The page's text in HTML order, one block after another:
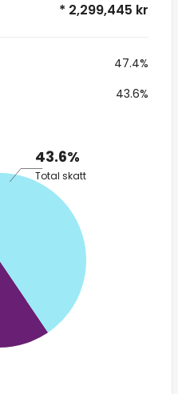
* 2,299,445 kr
47.4%
43.6%
43.6%
Total skatt